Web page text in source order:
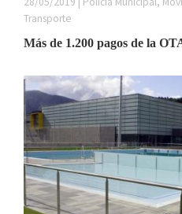
Transporte
Más de 1.200 pagos de la